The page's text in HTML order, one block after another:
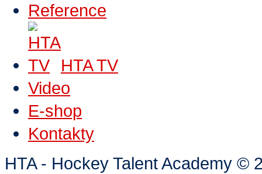
Reference
HTA TV
Video
E-shop
Kontakty
HTA - Hockey Talent Academy ©